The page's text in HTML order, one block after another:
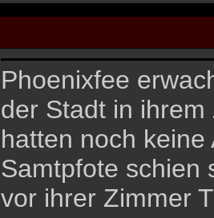
Phoenixfee
der Stadt in
hatten noch
Samtpfote schien
vor ihrer Zimmer